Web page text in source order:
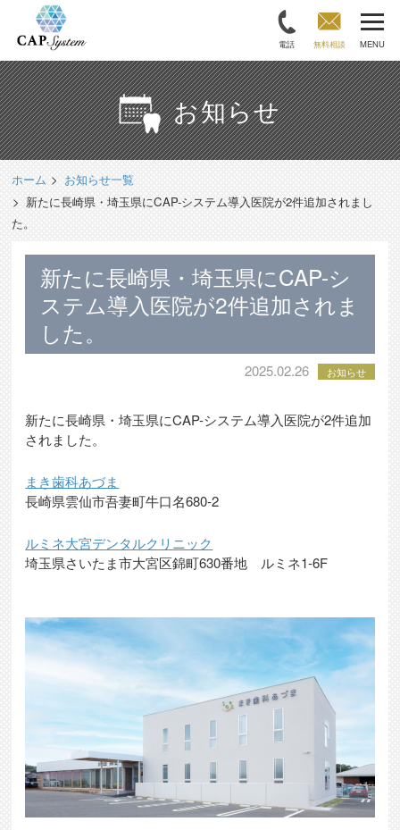
電話 無料相談 MENU
お知らせ
ホーム
お知らせ一覧
新たに長崎県・埼玉県にCAP-システム導入医院が2件追加されまし
た。
新たに長崎県・埼玉県にCAP-シ
ステム導入医院が2件追加されま
した。
2025.02.26 お知らせ
新たに長崎県・埼玉県にCAP-システム導入医院が2件追加
されました。
まき歯科あづま
長崎県雲仙市吾妻町牛口名680-2
ルミネ大宮デンタルクリニック
埼玉県さいたま市大宮区錦町630番地 ルミネ1-6F